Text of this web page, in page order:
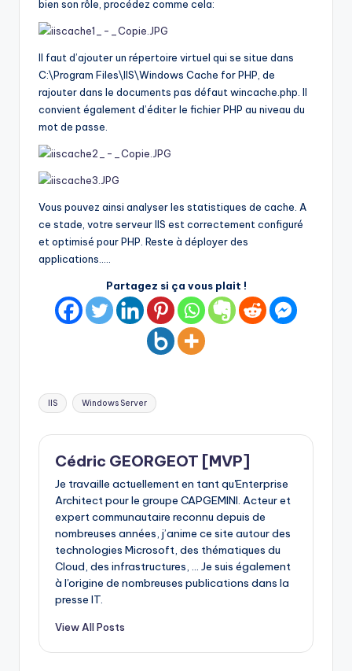
bien son rôle, procédez comme cela:
Il faut d’ajouter un répertoire virtuel qui se situe dans
C:\Program Files\IIS\Windows Cache for PHP, de
rajouter dans le documents pas défaut wincache.php. Il
convient également d’éditer le fichier PHP au niveau du
mot de passe.
Vous pouvez ainsi analyser les statistiques de cache. A
ce stade, votre serveur IIS est correctement configuré
et optimisé pour PHP. Reste à déployer des
applications…..
Partagez si ça vous plait !
Tags:
IIS Windows Server
Cédric GEORGEOT [MVP]
Je travaille actuellement en tant qu'Enterprise
Architect pour le groupe CAPGEMINI. Acteur et
expert communautaire reconnu depuis de
nombreuses années, j’anime ce site autour des
technologies Microsoft, des thématiques du
Cloud, des infrastructures, ... Je suis également
à l'origine de nombreuses publications dans la
presse IT.
View All Posts